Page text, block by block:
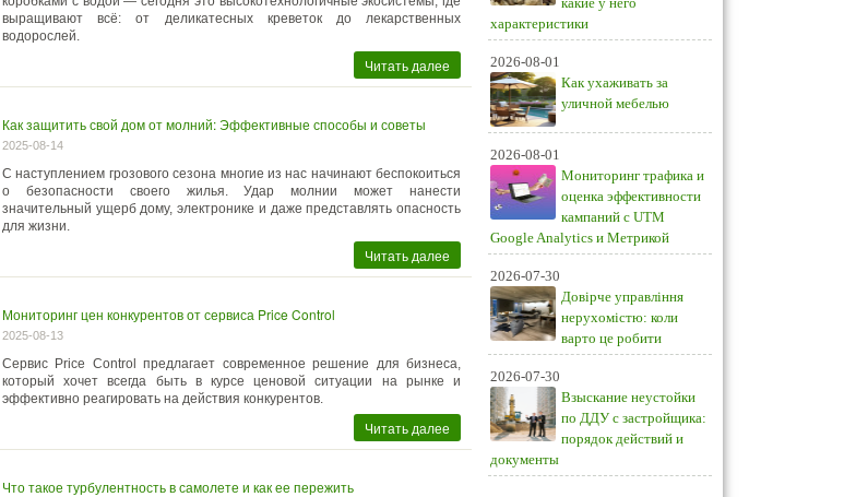
выращивают всё: от деликатесных креветок до лекарственных
водорослей.
Читать далее
Как защитить свой дом от молний: Эффективные способы и советы
2025-08-14
С наступлением грозового сезона многие из нас начинают беспокоиться
о безопасности своего жилья. Удар молнии может нанести
значительный ущерб дому, электронике и даже представлять опасность
для жизни.
Читать далее
Мониторинг цен конкурентов от сервиса Price Control
2025-08-13
Сервис Price Control предлагает современное решение для бизнеса,
который хочет всегда быть в курсе ценовой ситуации на рынке и
эффективно реагировать на действия конкурентов.
Читать далее
Что такое турбулентность в самолете и как ее пережить
характеристики
2026-08-01
Как ухаживать за
уличной мебелью
2026-08-01
Мониторинг трафика и
оценка эффективности
кампаний с UTM
Google Analytics и Метрикой
2026-07-30
Довірче управління
нерухомістю: коли
варто це робити
2026-07-30
Взыскание неустойки
по ДДУ с застройщика:
порядок действий и
документы